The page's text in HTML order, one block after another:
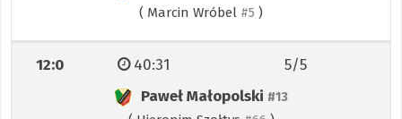
( Marcin Wróbel #5 )
12:0
Paweł Małopolski #13
5/5
40:31